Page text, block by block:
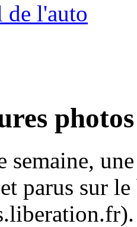
l'auto
semaine,
parus sur